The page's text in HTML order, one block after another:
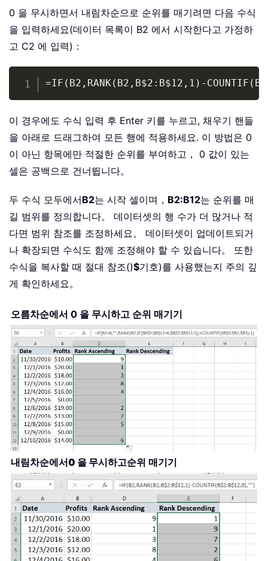
0 을 무시하면서 내림차순으로 순위를 매기려면 다음 수식
을 입력하세요(데이터 목록이 B2 에서 시작한다고 가정하
고 C2 에 입력)：
=IF(B2,RANK(B2,B$2:B$12,1)- Copy
이 경우에도 수식 입력 후 Enter 키를 누르고, 채우기 핸들
을 아래로 드래그하여 모든 행에 적용하세요. 이 방법은 0
이 아닌 항목에만 적절한 순위를 부여하고， 0 값이 있는
셀은 공백으로 건너뜁니다。
두 수식 모두에서B2는 시작 셀이며， B2:B12는 순위를 매
길 범위를 정의합니다。 데이터셋의 행 수가 더 많거나 적
다면 범위 참조를 조정하세요。 데이터셋이 업데이트되거
나 확장되면 수식도 함께 조정해야 할 수 있습니다。 또한
수식을 복사할 때 절대 참조()$기호)를 사용했는지 주의 깊
게 확인하세요。
오름차순에서 0 을 무시하고 순위 매기기
내림차순에서0 을 무시하고순위 매기기